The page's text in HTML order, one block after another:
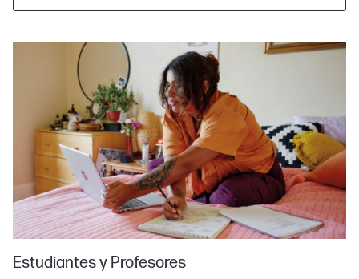
Estudiantes y Profesores